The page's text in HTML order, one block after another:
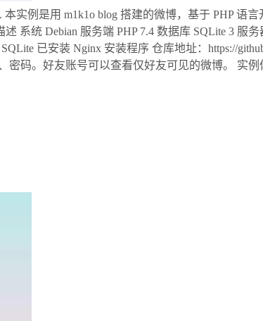
本实例是用 m1k1o blog 搭建的微博，基于 PHP 语
系统 Debian 服务端 PHP 7.4 数据库 SQLite 3 服
已安装 Nginx 安装程序 仓库地址：https://
密码。好友账号可以查看仅好友可见的微博。 实